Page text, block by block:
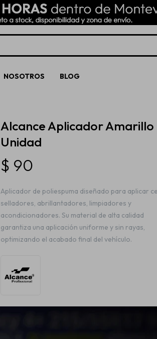
NOSOTROS BLOG
Alcance Aplicador Amarillo
Unidad
$ 90
Aplicador de poliespuma diseñado para aplicar
selladores, abrillantadores, limpiadores y
acondicionadores. Su material de alta calidad
garantiza una aplicación uniforme y sin rayas,
optimizando el acabado final del vehículo.